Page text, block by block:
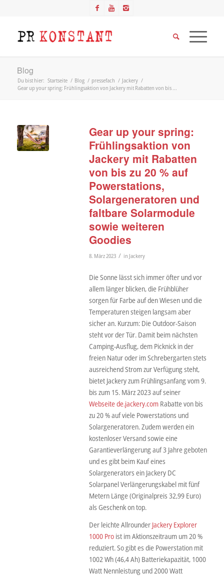
Blog
Du bist hier: Startseite / Blog / pressefach / Jackery /
Gear up your spring: Frühlingsaktion von Jackery mit Rabatten von bis ...
Gear up your spring:
Frühlingsaktion von
Jackery mit Rabatten
von bis zu 20 % auf
Powerstations,
Solargeneratoren und
faltbare Solarmodule
sowie weiteren
Goodies
8. März 2023 / in Jackery
Die Sonne lässt sich immer öfter und vor
allem länger blicken, die Frühblüher
sorgen für Farbe auf den Wiesen und die
Temperaturen steigen langsam aber
sicher an. Kurzum: Die Outdoor-Saison
steht vor der Tür. Damit beim nächsten
Camping-Ausflug, dem Picknick in der
freien Natur oder im Schrebergarten stets
ausreichend Strom zur Verfügung steht,
bietet Jackery zum Frühlingsanfang vom 9.
bis zum 15. März 2023 auf seiner
Webseite de.jackery.comRabatte von bis
zu 20 % auf viele Powerstations und
Solargeneratoren. Zudem werden ein
kostenloser Versand sowie eine
Garantieverlängerung auf 3 Jahre geboten
und es gibt beim Kauf eines
Solargenerators ein Jackery DC
Solarpanel Verlängerungskabel mit fünf
Metern Länge (Originalpreis 32,99 Euro)
als Geschenk on top.
Der leichte Allrounder Jackery Explorer
1000 Proist im Aktionszeitraum um 20 %
reduziert. So gibt es die Powerstation mit
1002 Wh (46,4 Ah) Batteriekapazität, 1000
Watt Nennleistung und 2000 Watt